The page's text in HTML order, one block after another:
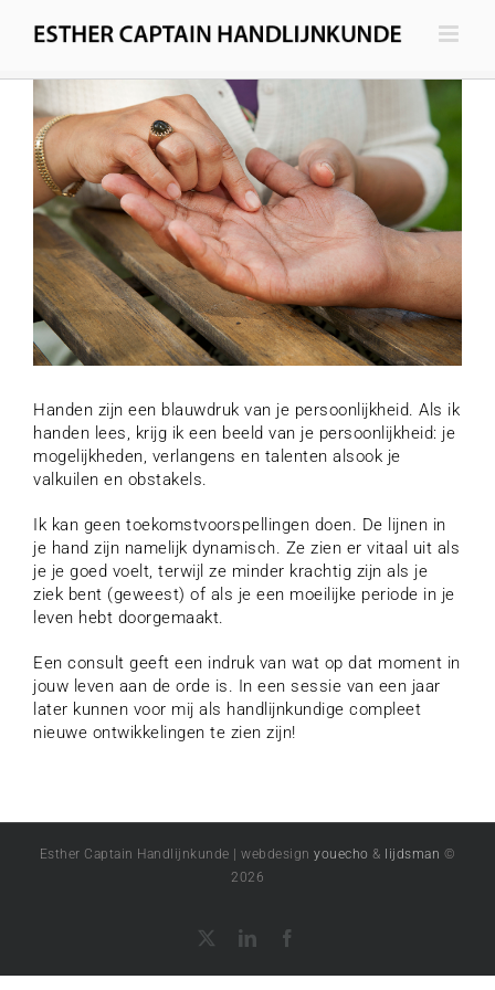
Handlijnkunde
Handen zijn een blauwdruk van je persoonlijkheid. Als ik
handen lees, krijg ik een beeld van je persoonlijkheid: je
mogelijkheden, verlangens en talenten alsook je
valkuilen en obstakels.
Ik kan geen toekomstvoorspellingen doen. De lijnen in
je hand zijn namelijk dynamisch. Ze zien er vitaal uit als
je je goed voelt, terwijl ze minder krachtig zijn als je
ziek bent (geweest) of als je een moeilijke periode in je
leven hebt doorgemaakt.
Een consult geeft een indruk van wat op dat moment in
jouw leven aan de orde is. In een sessie van een jaar
later kunnen voor mij als handlijnkundige compleet
nieuwe ontwikkelingen te zien zijn!
Esther Captain Handlijnkunde | webdesignyouecho & lijdsman ©
2026
LinkedIn